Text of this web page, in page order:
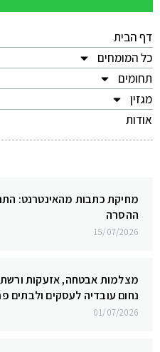
דף הבית
כל המומחים
תחומים
מגזין
אודות
מחיקת כתבות מהאינטרנט:
ההסרה
15/07/2026
מצלמות אבטחה, אזעקות
נחום עובדיה לעסקים ולבתים
01/07/2026